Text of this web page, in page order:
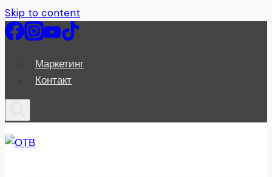
Skip to content
Маркетинг
Контакт